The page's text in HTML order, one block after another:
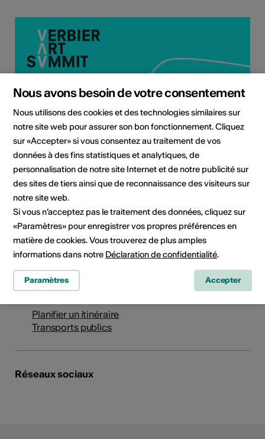
Institution / organisation
Verbier Art Summit
Case Postale 435
1936 Verbier
Téléphone +41 79 305 32 70
Réservations +41 79 305 32 70
E-Mail
Site Internet
Planifier un itinéraire
Transports publics
Réseaux sociaux
Nous avons besoin de votre consentement
Nous utilisons des cookies et des technologies similaires sur
notre site web pour assurer son bon fonctionnement. Cliquez
sur «Accepter» si vous consentez au traitement de vos
données à des fins statistiques et analytiques, de
personnalisation de notre site Internet et de notre publicité sur
des sites de tiers ainsi que de reconnaissance des visiteurs sur
notre site web.
Si vous n’acceptez pas le traitement des données, cliquez sur
«Paramètres» pour enregistrer vos propres préférences en
matière de cookies. Vous trouverez de plus amples
informations dans notre Déclaration de confidentialité.
Paramètres Accepter